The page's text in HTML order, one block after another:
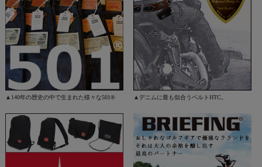
▲140年の歴史の中で生まれた様々な501® ▲デニムに最も似合うベルトHTC。